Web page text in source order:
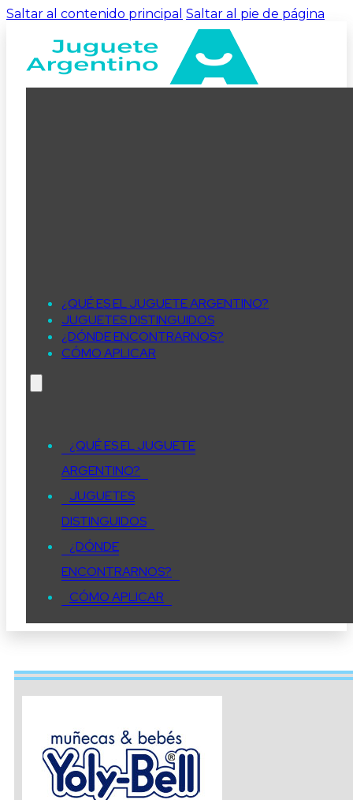
Saltar al contenido principal Saltar al pie de página
¿QUÉ ES EL JUGUETE ARGENTINO?
JUGUETES DISTINGUIDOS
¿DÓNDE ENCONTRARNOS?
CÓMO APLICAR
¿QUÉ ES EL JUGUETE
ARGENTINO?
JUGUETES
DISTINGUIDOS
¿DÓNDE
ENCONTRARNOS?
CÓMO APLICAR